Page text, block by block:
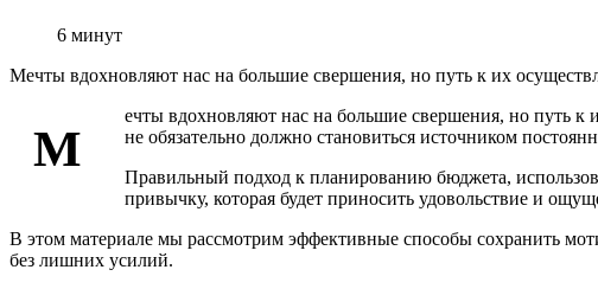
6 минут
Мечты вдохновляют нас на большие свершения, но путь к их
М
ечты вдохновляют нас на большие свершения, но путь к
не обязательно должно становиться источником
Правильный подход к планированию бюджета,
привычку, которая будет приносить удовольствие и
В этом материале мы рассмотрим эффективные способы сохранить
без лишних усилий.